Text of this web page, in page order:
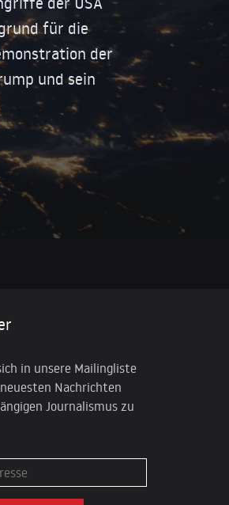
für die
der
und sein
in unsere Mailingliste
Nachrichten
Journalismus zu